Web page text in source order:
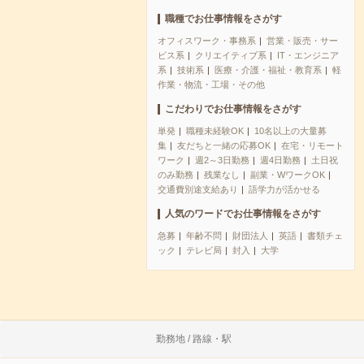
職種でお仕事情報をさがす
オフィスワーク・事務系
営業・販売・サー
ビス系
クリエイティブ系
IT・エンジニア
系
技術系 医療・介護・福祉・教育系
軽
作業・物流・工場・その他
こだわりでお仕事情報をさがす
単発 職種未経験OK
10名以上の大量募
集
友だちと一緒の応募OK
在宅・リモート
ワーク
週2～3日勤務 週4日勤務
土日祝
のみ勤務
残業なし
副業・WワークOK
交通費別途支給あり
語学力が活かせる
人気のワードでお仕事情報をさがす
急募 年齢不問 財団法人 英語
書類チェ
ック
テレビ局 封入 大学
勤務地 / 路線・駅